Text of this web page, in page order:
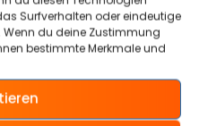
Surfverhalten oder eindeutige
Wenn du deine Zustimmung
bestimmte Merkmale und